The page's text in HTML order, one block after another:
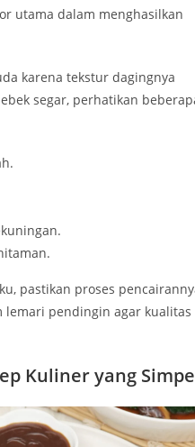
utama dalam menghasilkan
karena tekstur dagingnya
segar, perhatikan
pastikan proses
pendingin agar kualitas
Kuliner yang